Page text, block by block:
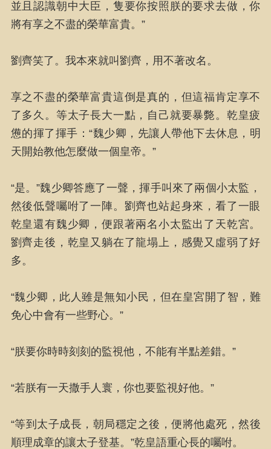
並且認識朝中大臣，隻要你按照朕的要求去做，你
將有享之不盡的榮華富貴。”
劉齊笑了。我本來就叫劉齊，用不著改名。
享之不盡的榮華富貴這倒是真的，但這福肯定享不
了多久。等太子長大一點，自己就要暴斃。乾皇疲
憊的揮了揮手：“魏少卿，先讓人帶他下去休息，明
天開始教他怎麼做一個皇帝。”
“是。”魏少卿答應了一聲，揮手叫來了兩個小太監，
然後低聲囑咐了一陣。劉齊也站起身來，看了一眼
乾皇還有魏少卿，便跟著兩名小太監出了天乾宮。
劉齊走後，乾皇又躺在了龍塌上，感覺又虛弱了好
多。
“魏少卿，此人雖是無知小民，但在皇宮開了智，難
免心中會有一些野心。”
“朕要你時時刻刻的監視他，不能有半點差錯。”
“若朕有一天撒手人寰，你也要監視好他。”
“等到太子成長，朝局穩定之後，便將他處死，然後
順理成章的讓太子登基。”乾皇語重心長的囑咐。